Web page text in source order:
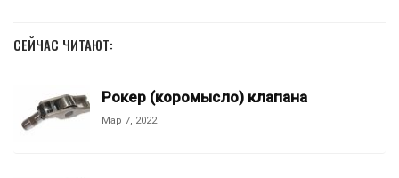
СЕЙЧАС ЧИТАЮТ:
Рокер (коромысло) клапана
Мар 7, 2022